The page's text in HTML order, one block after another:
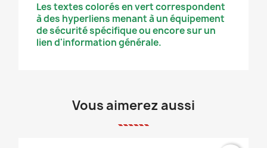
Les textes colorés en vert correspondent
à des hyperliens menant à un équipement
de sécurité spécifique ou encore sur un
lien d'information générale.
Vous aimerez aussi